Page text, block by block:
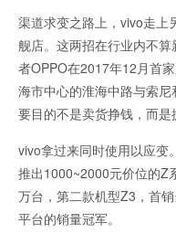
渠道求变之路上，vivo走上
舰店。这两招在行业内不
者OPPO在2017年12月首
海市中心的淮海中路与索
要目的不是卖货挣钱，而是
vivo拿过来同时使用以应变
推出1000~2000元价位的Z
万台，第二款机型Z3，首
平台的销量冠军。